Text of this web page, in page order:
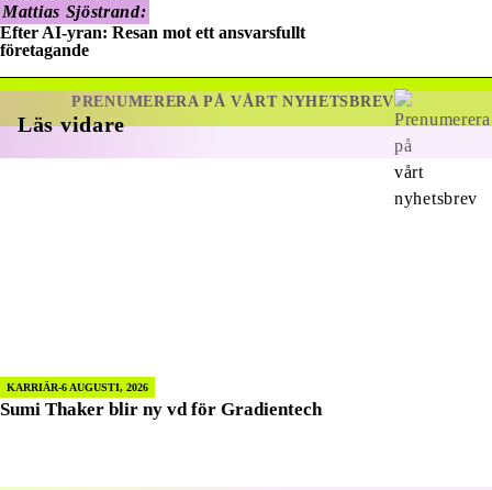
Mattias Sjöstrand:
Efter AI-yran: Resan mot ett ansvarsfullt
företagande
PRENUMERERA PÅ VÅRT NYHETSBREV
Läs vidare
KARRIÄR 6 AUGUSTI, 2026
Sumi Thaker blir ny vd för Gradientech